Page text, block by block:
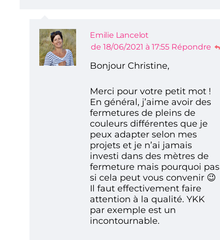
Emilie Lancelot
de 18/06/2021 à 17:55 Répondre
Bonjour Christine,
Merci pour votre petit mot !
En général, j’aime avoir des
fermetures de pleins de
couleurs différentes que je
peux adapter selon mes
projets et je n’ai jamais
investi dans des mètres de
fermeture mais pourquoi pas
si cela peut vous convenir 😉
Il faut effectivement faire
attention à la qualité. YKK
par exemple est un
incontournable.